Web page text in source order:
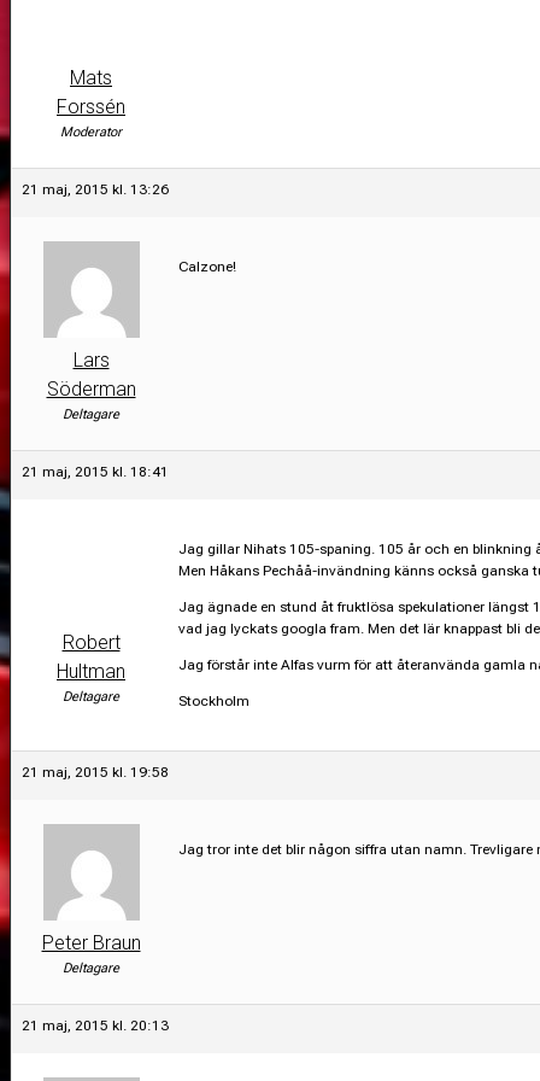
Mats
Forssén
Moderator
21 maj, 2015 kl. 13:26
Lars
Söderman
Deltagare
Calzone!
21 maj, 2015 kl. 18:41
Robert
Hultman
Deltagare
Jag gillar Nihats 105-spaning. 105 år och en blinkning
Men Håkans Pechåå-invändning känns också ganska
Jag ägnade en stund åt fruktlösa spekulationer längst
vad jag lyckats googla fram. Men det lär knappast bli
Jag förstår inte Alfas vurm för att återanvända gamla
Stockholm
21 maj, 2015 kl. 19:58
Peter Braun
Deltagare
Jag tror inte det blir någon siffra utan namn.
21 maj, 2015 kl. 20:13